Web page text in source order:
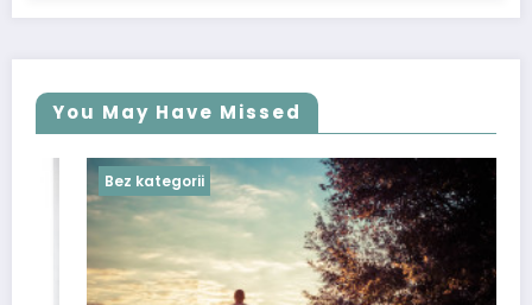
You May Have Missed
Bez kategorii